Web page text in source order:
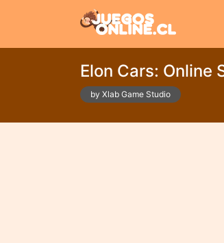
Elon Cars: Online
by Xlab Game Studio